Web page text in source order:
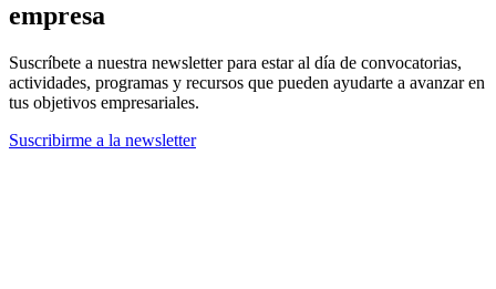
empresa
Suscríbete a nuestra newsletter para estar al día de convocatorias,
actividades, programas y recursos que pueden ayudarte a avanzar en
tus objetivos empresariales.
Suscribirme a la newsletter